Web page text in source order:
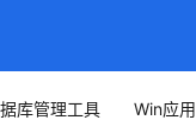
库管理工具 Win应用